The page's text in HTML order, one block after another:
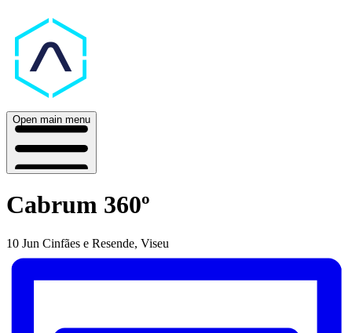
Open main menu
Cabrum 360º
10 Jun Cinfães e Resende, Viseu